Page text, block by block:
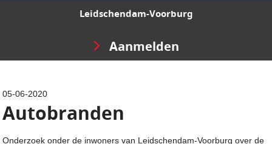
Leidschendam-Voorburg
Aanmelden
05-06-2020
Autobranden
Onderzoek onder de inwoners van Leidschendam-Voorburg over de